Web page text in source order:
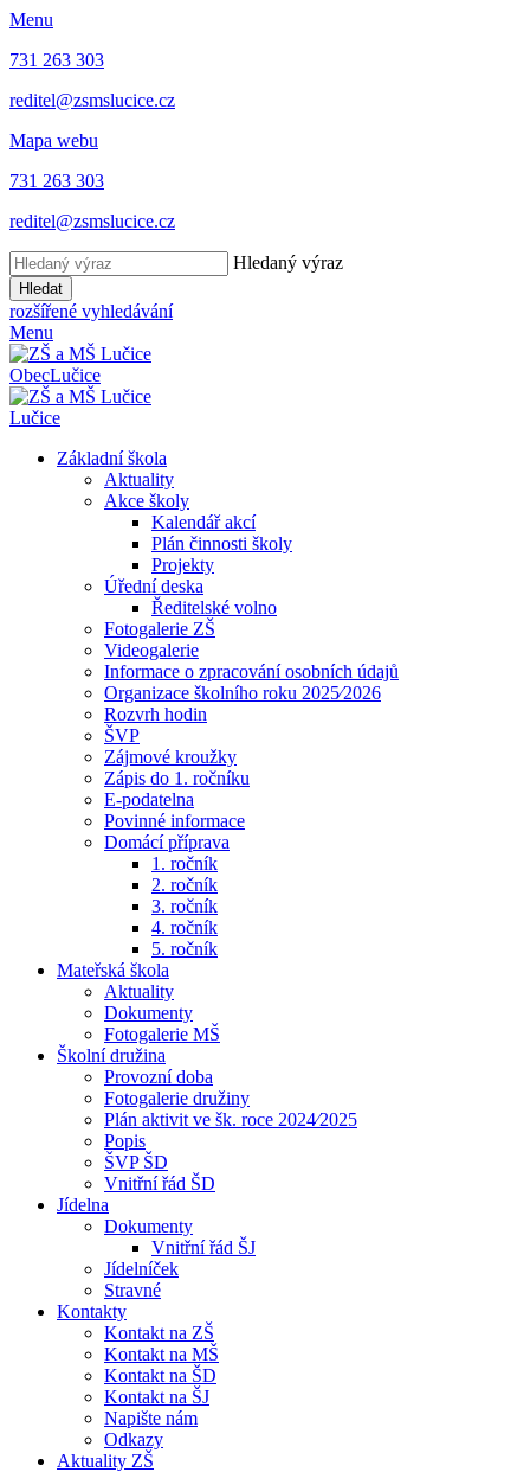
Menu
731 263 303
reditel@zsmslucice.cz
Mapa webu
731 263 303
reditel@zsmslucice.cz
Hledaný výraz
Hledat
rozšířené vyhledávání
Menu
ObecLučice
Lučice
Základní škola
Aktuality
Akce školy
Kalendář akcí
Plán činnosti školy
Projekty
Úřední deska
Ředitelské volno
Fotogalerie ZŠ
Videogalerie
Informace o zpracování osobních údajů
Organizace školního roku 2025⁄2026
Rozvrh hodin
ŠVP
Zájmové kroužky
Zápis do 1. ročníku
E-podatelna
Povinné informace
Domácí příprava
1. ročník
2. ročník
3. ročník
4. ročník
5. ročník
Mateřská škola
Aktuality
Dokumenty
Fotogalerie MŠ
Školní družina
Provozní doba
Fotogalerie družiny
Plán aktivit ve šk. roce 2024⁄2025
Popis
ŠVP ŠD
Vnitřní řád ŠD
Jídelna
Dokumenty
Vnitřní řád ŠJ
Jídelníček
Stravné
Kontakty
Kontakt na ZŠ
Kontakt na MŠ
Kontakt na ŠD
Kontakt na ŠJ
Napište nám
Odkazy
Aktuality ZŠ